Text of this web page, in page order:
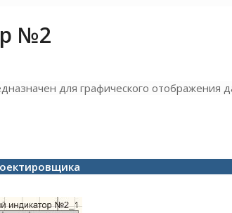
№2
для графического отображения